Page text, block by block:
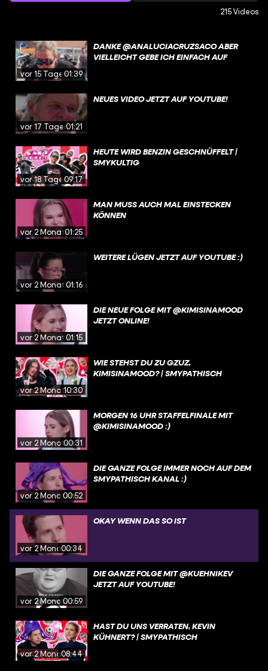
215 Videos
vor 15 Tagen01:39
DANKE @ANALUCIACRUZSACO ABER
VIELLEICHT GEBE ICH EINFACH AUF
vor 17 Tagen01:21
NEUES VIDEO JETZT AUF YOUTUBE!
vor 18 Tagen09:17
HEUTE WIRD BENZIN GESCHNÜFFELT |
SMYKULTIG
vor 2 Monaten01:25
MAN MUSS AUCH MAL EINSTECKEN
KÖNNEN
vor 2 Monaten01:16
WEITERE LÜGEN JETZT AUF YOUTUBE :)
vor 2 Monaten01:15
DIE NEUE FOLGE MIT @KIMISINAMOOD
JETZT ONLINE!
vor 2 Monaten
10:30
WIE STEHST DU ZU GZUZ,
KIMISINAMOOD? | SMYPATHISCH
vor 2 Monaten
00:31
MORGEN 16 UHR STAFFELFINALE MIT
@KIMISINAMOOD :)
vor 2 Monaten
00:52
DIE GANZE FOLGE IMMER NOCH AUF DEM
SMYPATHISCH KANAL :)
vor 2 Monaten
00:34
OKAY WENN DAS SO IST
vor 2 Monaten
00:59
DIE GANZE FOLGE MIT @KUEHNIKEV
JETZT AUF YOUTUBE!
vor 2 Monaten
08:44
HAST DU UNS VERRATEN, KEVIN
KÜHNERT? | SMYPATHISCH